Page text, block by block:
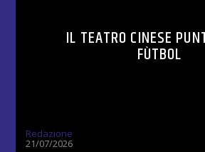
IL TEATRO CINESE
FÙTBOL
Redazione
21/07/2026